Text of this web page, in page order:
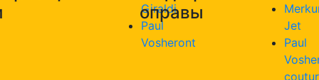
Giraldi
Paul
Vosheront
оправы
Jet
Paul